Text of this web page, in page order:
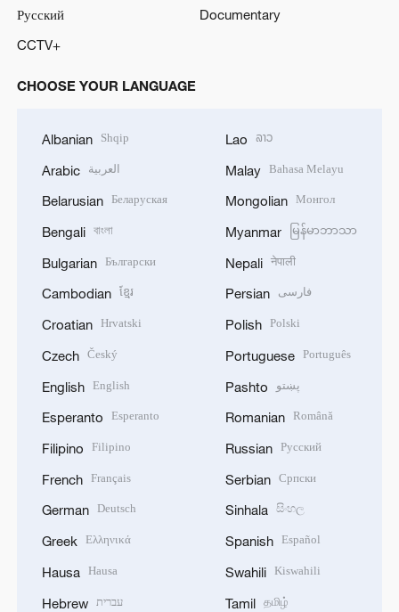
Русский
Documentary
CCTV+
CHOOSE YOUR LANGUAGE
Albanian Shqip
Arabic العربية
Belarusian Беларуская
Bengali বাংলা
Bulgarian Български
Cambodian ខ្មែរ
Croatian Hrvatski
Czech Český
English English
Esperanto Esperanto
Filipino Filipino
French Français
German Deutsch
Greek Ελληνικά
Hausa Hausa
Hebrew עברית
Lao ລາວ
Malay Bahasa Melayu
Mongolian Монгол
Myanmar မြန်မာဘာသာ
Nepali नेपाली
Persian فارسی
Polish Polski
Portuguese Português
Pashto پښتو
Romanian Română
Russian Русский
Serbian Српски
Sinhala සිංහල
Spanish Español
Swahili Kiswahili
Tamil தமிழ்